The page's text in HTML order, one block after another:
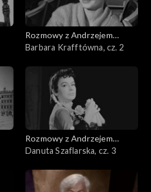
Rozmowy z Andrzejem
Doboszem
Barbara Krafftówna, cz. 2
Rozmowy z Andrzejem
Doboszem
Danuta Szaflarska, cz. 3